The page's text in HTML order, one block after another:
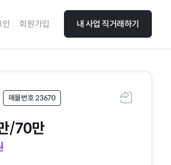
인 회원가입 내 사업 직거래하기
공유하기
매물번호 23670
/70만